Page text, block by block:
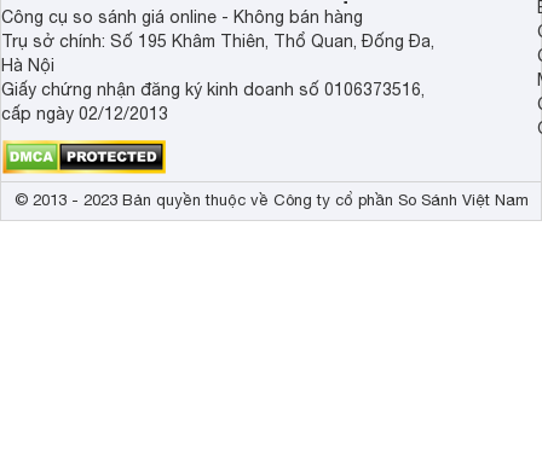
Công cụ so sánh giá online - Không bán hàng
Trụ sở chính: Số 195 Khâm Thiên, Thổ Quan, Đống Đa,
Hà Nội
Giấy chứng nhận đăng ký kinh doanh số 0106373516,
cấp ngày 02/12/2013
© 2013 - 2023 Bản quyền thuộc về Công ty cổ phần So Sánh Việt Nam